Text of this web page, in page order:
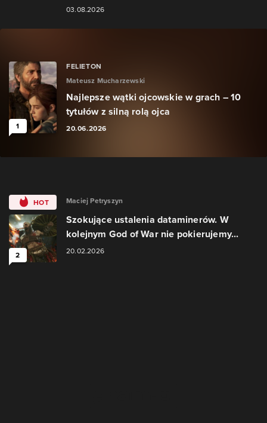
03.08.2026
1
FELIETON
Mateusz Mucharzewski
Najlepsze wątki ojcowskie w grach – 10
tytułów z silną rolą ojca
20.06.2026
HOT
2
Maciej Petryszyn
Szokujące ustalenia dataminerów. W
kolejnym God of War nie pokierujemy...
20.02.2026